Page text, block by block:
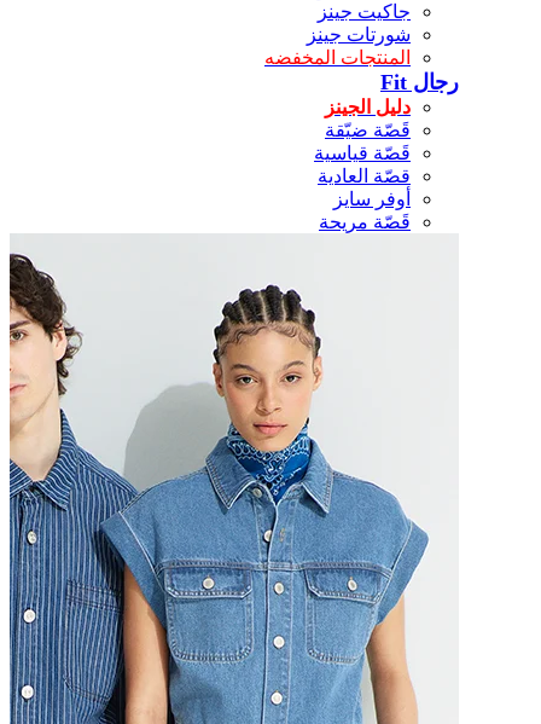
جاكيت جينز
شورتات جينز
المنتجات المخفضه
رجال Fit
دليل الجينز
قَصّة ضيّقة
قَصّة قياسية
قصّة العادية
أوفر سايز
قَصّة مريحة